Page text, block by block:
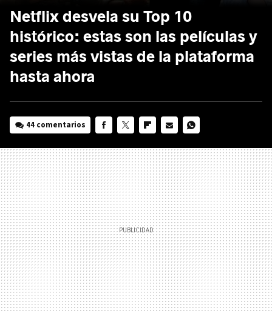
Netflix desvela su Top 10
histórico: estas son las películas y
series más vistas de la plataforma
hasta ahora
44 comentarios
MAIL